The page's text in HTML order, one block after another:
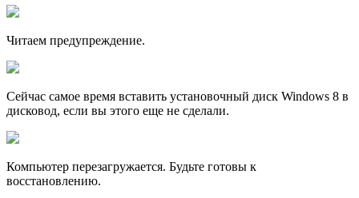
Читаем предупреждение.
Сейчас самое время вставить установочный диск Windows 8 в
дисковод, если вы этого еще не сделали.
Компьютер перезагружается. Будьте готовы к
восстановлению.